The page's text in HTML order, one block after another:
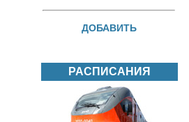
ДОБАВИТЬ
РАСПИСАНИЯ